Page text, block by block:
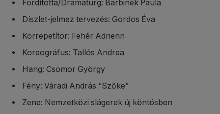
Fordította/Dramaturg: Barbinek Paula
Díszlet-jelmez tervezés: Gordos Éva
Korrepetítor: Fehér Adrienn
Koreográfus: Tallós Andrea
Hang: Csomor György
Fény: Váradi András “Szőke”
Zene: Nemzetközi slágerek új köntösben